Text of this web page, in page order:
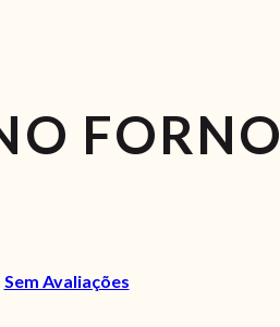
FORNO
Sem Avaliações